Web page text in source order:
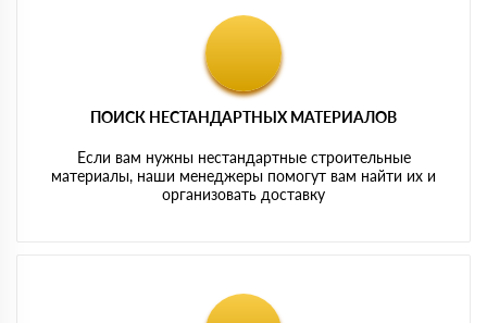
ПОИСК НЕСТАНДАРТНЫХ МАТЕРИАЛОВ
Если вам нужны нестандартные строительные
материалы, наши менеджеры помогут вам найти их и
организовать доставку